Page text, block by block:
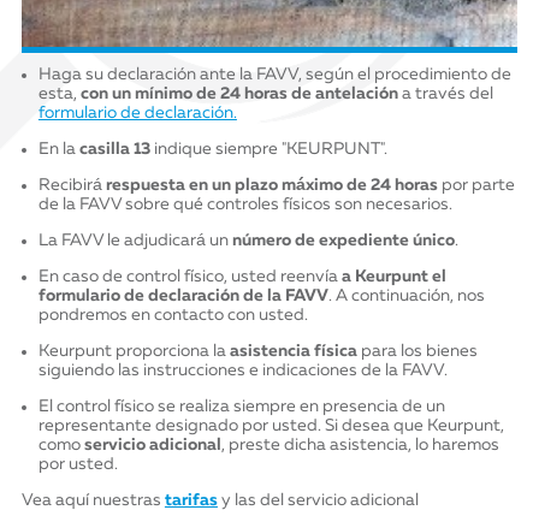
Haga su declaración ante la FAVV, según el procedimiento de
esta, con un mínimo de 24 horas de antelacióna través del
formulario de declaración.
En la casilla 13indique siempre "KEURPUNT".
Recibirá respuesta en un plazo máximo de 24 horaspor parte
de la FAVV sobre qué controles físicos son necesarios.
La FAVV le adjudicará un número de expediente único.
En caso de control físico, usted reenvía a Keurpunt el
formulario de declaración de la FAVV. A continuación, nos
pondremos en contacto con usted.
Keurpunt proporciona la asistencia físicapara los bienes
siguiendo las instrucciones e indicaciones de la FAVV.
El control físico se realiza siempre en presencia de un
representante designado por usted. Si desea que Keurpunt,
como servicio adicional
, preste dicha asistencia, lo haremos
por usted.
Vea aquí nuestras tarifasy las del servicio adicional